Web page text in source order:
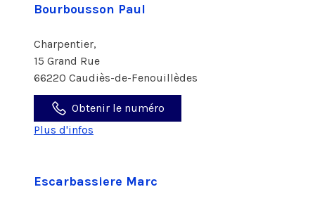
Bourbousson Paul
Charpentier,
15 Grand Rue
66220 Caudiès-de-Fenouillèdes
Obtenir le numéro
Plus d'infos
Escarbassiere Marc